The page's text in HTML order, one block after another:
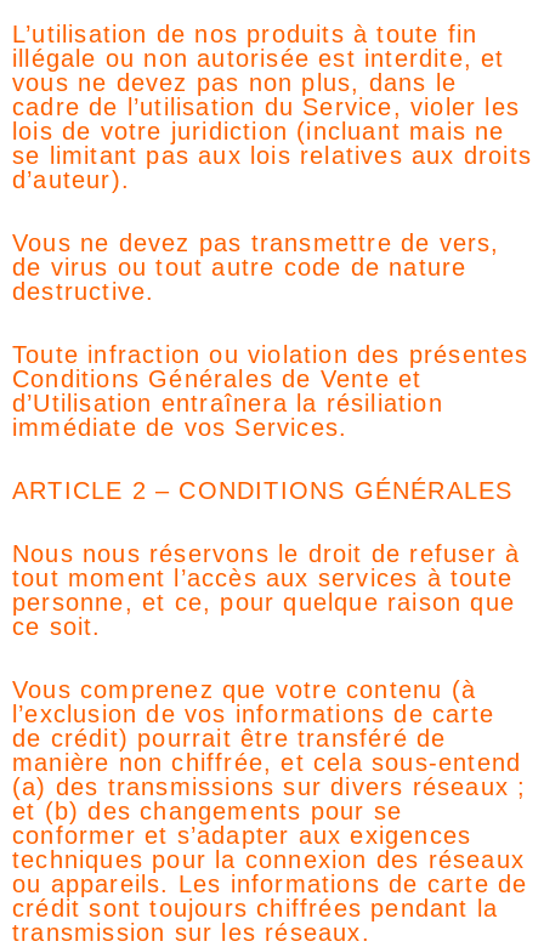
L’utilisation de nos produits à toute fin
illégale ou non autorisée est interdite, et
vous ne devez pas non plus, dans le
cadre de l’utilisation du Service, violer les
lois de votre juridiction (incluant mais ne
se limitant pas aux lois relatives aux droits
d’auteur).
Vous ne devez pas transmettre de vers,
de virus ou tout autre code de nature
destructive.
Toute infraction ou violation des présentes
Conditions Générales de Vente et
d’Utilisation entraînera la résiliation
immédiate de vos Services.
ARTICLE 2 – CONDITIONS GÉNÉRALES
Nous nous réservons le droit de refuser à
tout moment l’accès aux services à toute
personne, et ce, pour quelque raison que
ce soit.
Vous comprenez que votre contenu (à
l’exclusion de vos informations de carte
de crédit) pourrait être transféré de
manière non chiffrée, et cela sous-entend
(a) des transmissions sur divers réseaux ;
et (b) des changements pour se
conformer et s’adapter aux exigences
techniques pour la connexion des réseaux
ou appareils. Les informations de carte de
crédit sont toujours chiffrées pendant la
transmission sur les réseaux.